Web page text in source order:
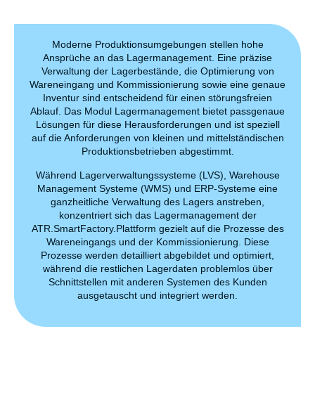
Moderne Produktionsumgebungen stellen hohe
Ansprüche an das Lagermanagement. Eine präzise
Verwaltung der Lagerbestände, die Optimierung von
Wareneingang und Kommissionierung sowie eine genaue
Inventur sind entscheidend für einen störungsfreien
Ablauf. Das Modul Lagermanagement bietet passgenaue
Lösungen für diese Herausforderungen und ist speziell
auf die Anforderungen von kleinen und mittelständischen
Produktionsbetrieben abgestimmt.
Während Lagerverwaltungssysteme (LVS), Warehouse
Management Systeme (WMS) und ERP-Systeme eine
ganzheitliche Verwaltung des Lagers anstreben,
konzentriert sich das Lagermanagement der
ATR.SmartFactory.Plattform gezielt auf die Prozesse des
Wareneingangs und der Kommissionierung. Diese
Prozesse werden detailliert abgebildet und optimiert,
während die restlichen Lagerdaten problemlos über
Schnittstellen mit anderen Systemen des Kunden
ausgetauscht und integriert werden.